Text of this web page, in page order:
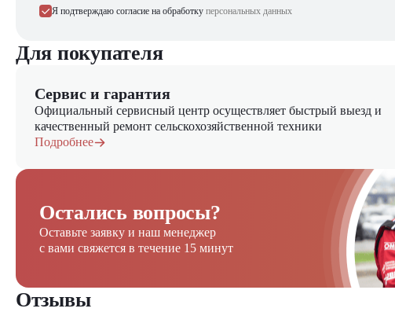
Я подтверждаю согласие на обработку персональных данных
Для покупателя
Сервис и гарантия
Официальный сервисный центр осуществляет быстрый выезд и
качественный ремонт сельскохозяйственной техники
Подробнее
Остались вопросы?
Оставьте заявку и наш менеджер
с вами свяжется в течение 15 минут
Отзывы